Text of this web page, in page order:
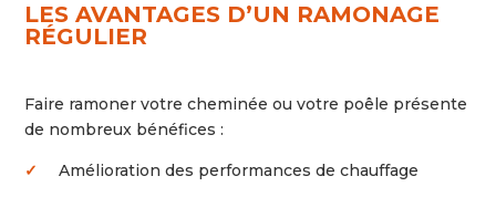
LESAVANTAGES D’UN RAMONAGE
RÉGULIER
Faire ramoner votre cheminée ou votre poêle présente
de nombreux bénéfices :
✓ Amélioration des performances de chauffage